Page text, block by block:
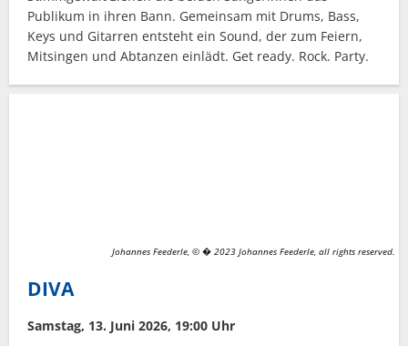
Publikum in ihren Bann. Gemeinsam mit Drums, Bass,
Keys und Gitarren entsteht ein Sound, der zum Feiern,
Mitsingen und Abtanzen einlädt. Get ready. Rock. Party.
Johannes Feederle, © � 2023 Johannes Feederle, all rights reserved.
DIVA
Samstag, 13. Juni 2026, 19:00 Uhr